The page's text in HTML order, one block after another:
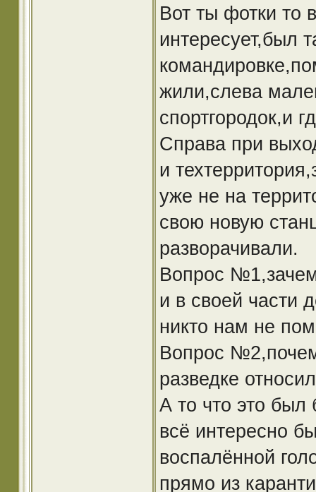
Вот ты фотки то
интересует,был
жили,слева
спортгородок,и
Справа при
и
уже не на
свою новую
разворачивали.
Вопрос
и в своей части
никто нам не
Вопрос
разведке
А то что это был
всё интересно
воспалённой
прямо из